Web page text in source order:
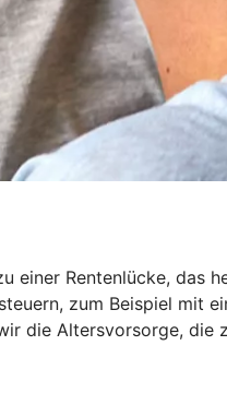
einer Rentenlücke, das
zum Beispiel mit
die Altersvorsorge, die